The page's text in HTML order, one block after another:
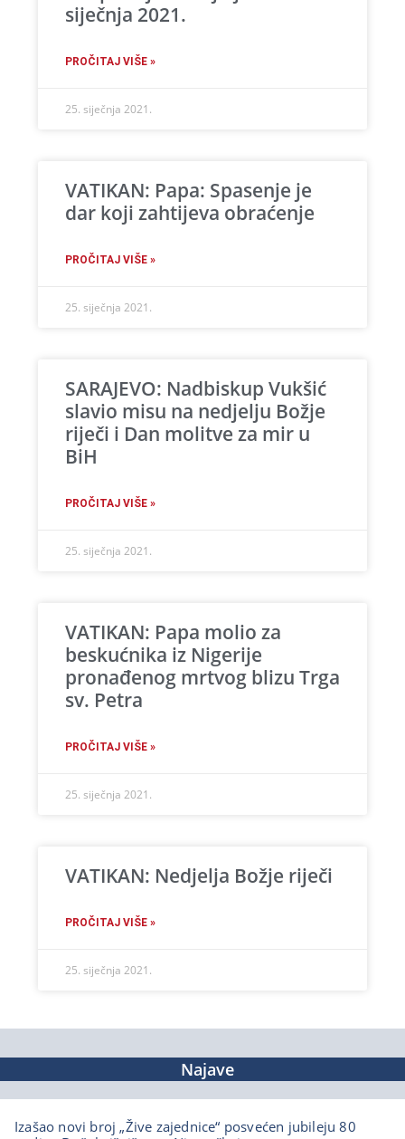
siječnja 2021.
PROČITAJ VIŠE »
25. siječnja 2021.
VATIKAN: Papa: Spasenje je
dar koji zahtijeva obraćenje
PROČITAJ VIŠE »
25. siječnja 2021.
SARAJEVO: Nadbiskup Vukšić
slavio misu na nedjelju Božje
riječi i Dan molitve za mir u
BiH
PROČITAJ VIŠE »
25. siječnja 2021.
VATIKAN: Papa molio za
beskućnika iz Nigerije
pronađenog mrtvog blizu Trga
sv. Petra
PROČITAJ VIŠE »
25. siječnja 2021.
VATIKAN: Nedjelja Božje riječi
PROČITAJ VIŠE »
25. siječnja 2021.
Najave
Izašao novi broj „Žive zajednice“ posvećen jubileju 80